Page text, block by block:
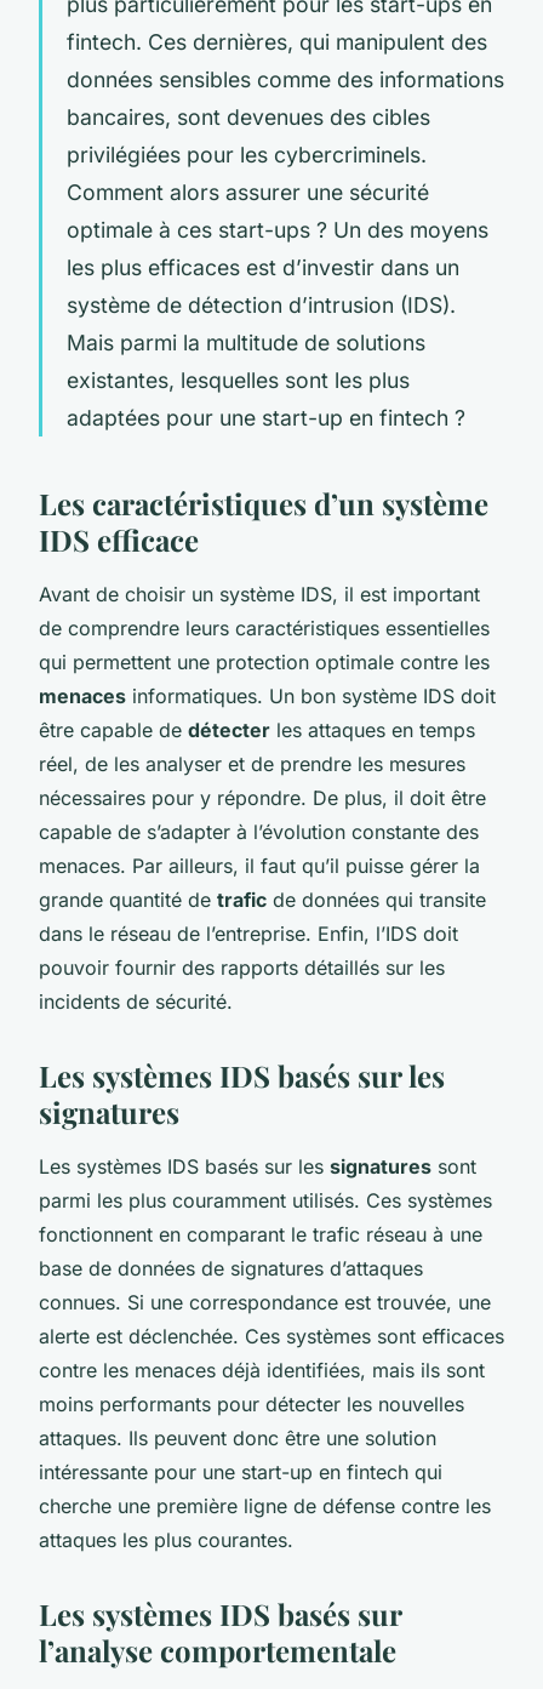
fintech. Ces dernières, qui manipulent des
données sensibles comme des informations
bancaires, sont devenues des cibles
privilégiées pour les cybercriminels.
Comment alors assurer une sécurité
optimale à ces start-ups ? Un des moyens
les plus efficaces est d’investir dans un
système de détection d’intrusion (IDS).
Mais parmi la multitude de solutions
existantes, lesquelles sont les plus
adaptées pour une start-up en fintech ?
Les caractéristiques d’un système
IDS efficace
Avant de choisir un système IDS, il est important
de comprendre leurs caractéristiques essentielles
qui permettent une protection optimale contre les
menaces informatiques. Un bon système IDS doit
être capable de détecter les attaques en temps
réel, de les analyser et de prendre les mesures
nécessaires pour y répondre. De plus, il doit être
capable de s’adapter à l’évolution constante des
menaces. Par ailleurs, il faut qu’il puisse gérer la
grande quantité de trafic de données qui transite
dans le réseau de l’entreprise. Enfin, l’IDS doit
pouvoir fournir des rapports détaillés sur les
incidents de sécurité.
Les systèmes IDS basés sur les
signatures
Les systèmes IDS basés sur les signatures sont
parmi les plus couramment utilisés. Ces systèmes
fonctionnent en comparant le trafic réseau à une
base de données de signatures d’attaques
connues. Si une correspondance est trouvée, une
alerte est déclenchée. Ces systèmes sont efficaces
contre les menaces déjà identifiées, mais ils sont
moins performants pour détecter les nouvelles
attaques. Ils peuvent donc être une solution
intéressante pour une start-up en fintech qui
cherche une première ligne de défense contre les
attaques les plus courantes.
Les systèmes IDS basés sur
l’analyse comportementale